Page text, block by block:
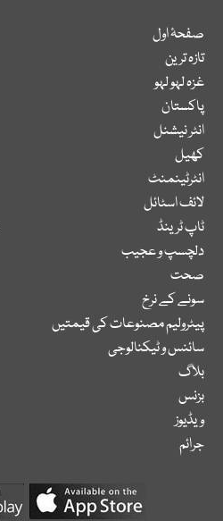
صفحۂ اول
تازہ ترین
غزہ لہو لہو
پاکستان
انٹر نیشنل
کھیل
انٹرٹینمنٹ
لائف اسٹائل
ٹاپ ٹرینڈ
دلچسپ و عجیب
صحت
سونے کے نرخ
پیٹرولیم مصنوعات کی قیمتیں
سائنس و ٹیکنالوجی
بلاگ
بزنس
ویڈیوز
جرائم